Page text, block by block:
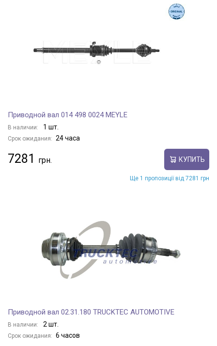
Приводной вал 014 498 0024 MEYLE
В наличии: 1 шт.
Срок ожидания: 24 часа
7281 КУПИТЬ
Ще 1 пропозиції від 7281 грн
Приводной вал 02.31.180 TRUCKTEC AUTOMOTIVE
В наличии: 2 шт.
Срок ожидания: 6 часов